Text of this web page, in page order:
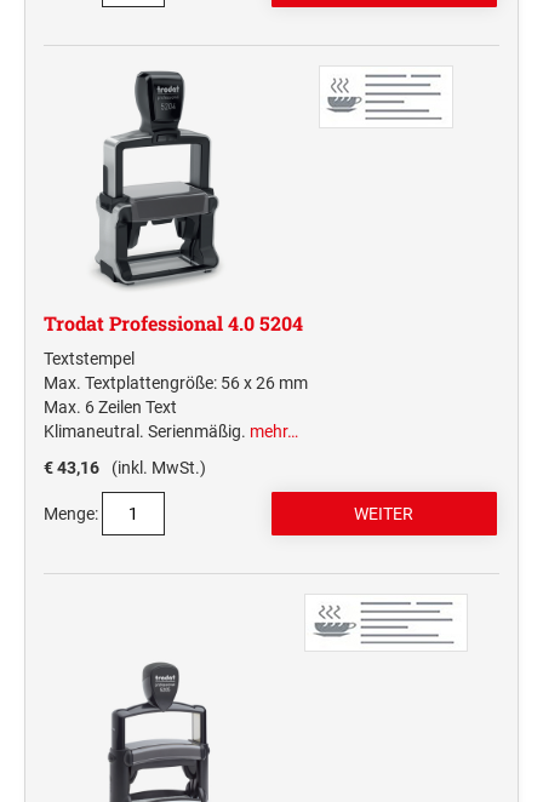
Deine Dinge Stempel
Olchi
PRÄGEZANGEN
TÜTLE - MIT LIEBE EINGEPACKT
STEMPEL-KUGELSCHREIBER
Smart Style
Schreibgeräte-Zubehör
TRODAT PRINTY™ PASTELL-EDITION
Trodat Professional 4.0 5204
Textstempel
Max. Textplattengröße: 56 x 26 mm
Max. 6 Zeilen Text
Klimaneutral. Serienmäßig. mehr…
€ 43,16
(inkl. MwSt.)
Menge: